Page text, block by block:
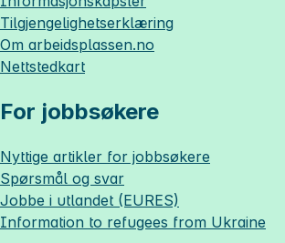
Tilgjengelighetserklæring
Om arbeidsplassen.no
Nettstedkart
For jobbsøkere
Nyttige artikler for jobbsøkere
Spørsmål og svar
Jobbe i utlandet (EURES)
Information to refugees from Ukraine